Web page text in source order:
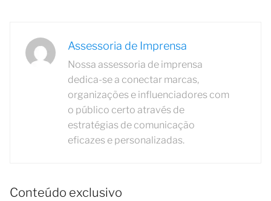
Assessoria de Imprensa
Nossa assessoria de imprensa
dedica-se a conectar marcas,
organizações e influenciadores com
o público certo através de
estratégias de comunicação
eficazes e personalizadas.
Conteúdo exclusivo